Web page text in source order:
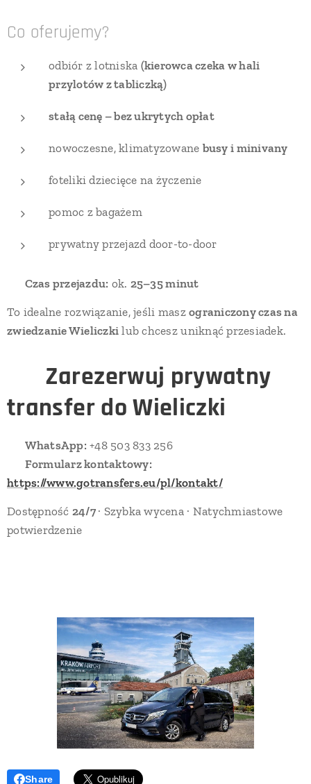
Co oferujemy?
odbiór z lotniska (kierowca czeka w hali
przylotów z tabliczką)
stałą cenę – bez ukrytych opłat
nowoczesne, klimatyzowane busy i minivany
foteliki dziecięce na życzenie
pomoc z bagażem
prywatny przejazd door-to-door
Czas przejazdu: ok. 25–35 minut
To idealne rozwiązanie, jeśli maszograniczony czas na
zwiedzanie Wieliczki lub chcesz uniknąć przesiadek.
Zarezerwuj prywatny
transfer do Wieliczki
WhatsApp: +48 503 833 256
Formularz kontaktowy:
https://www.gotransfers.eu/pl/kontakt/
Dostępność 24/7 · Szybka wycena · Natychmiastowe
potwierdzenie
Share